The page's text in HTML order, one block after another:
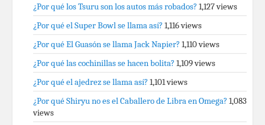
¿Por qué los Tsuru son los autos más robados? 1,127 views
¿Por qué el Super Bowl se llama así? 1,116 views
¿Por qué El Guasón se llama Jack Napier? 1,110 views
¿Por qué las cochinillas se hacen bolita? 1,109 views
¿Por qué el ajedrez se llama así? 1,101 views
¿Por qué Shiryu no es el Caballero de Libra en Omega? 1,083
views